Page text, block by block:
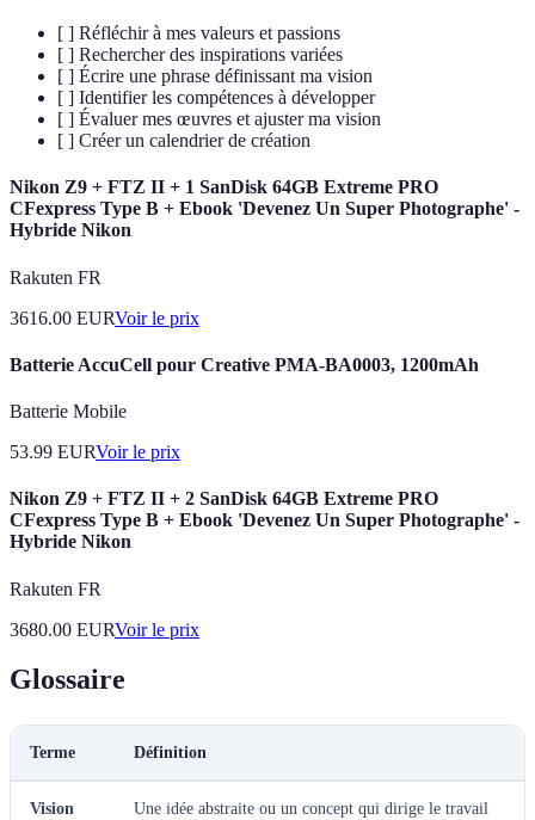
[ ] Réfléchir à mes valeurs et passions
[ ] Rechercher des inspirations variées
[ ] Écrire une phrase définissant ma vision
[ ] Identifier les compétences à développer
[ ] Évaluer mes œuvres et ajuster ma vision
[ ] Créer un calendrier de création
Nikon Z9 + FTZ II + 1 SanDisk 64GB Extreme PRO
CFexpress Type B + Ebook 'Devenez Un Super Photographe' -
Hybride Nikon
Rakuten FR
3616.00 EURVoir le prix
Batterie AccuCell pour Creative PMA-BA0003, 1200mAh
Batterie Mobile
53.99 EURVoir le prix
Nikon Z9 + FTZ II + 2 SanDisk 64GB Extreme PRO
CFexpress Type B + Ebook 'Devenez Un Super Photographe' -
Hybride Nikon
Rakuten FR
3680.00 EURVoir le prix
Glossaire
Terme Définition
Vision
Une idée abstraite ou un concept qui dirige le travail